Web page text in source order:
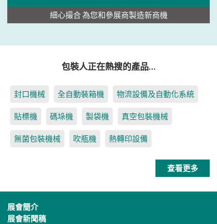
細心撮合 為您和參展商製造新商機
包裝人正在熱搜的產品…
封口機械 全自動裝箱機 物流設備及自動化系統
貼標機 碼垛機 製袋機 真空包裝機械
無菌包裝機械 吹瓶機 熱轉印設備
查看更多
展會簡介
展會新聞稿